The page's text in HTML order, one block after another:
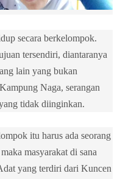
secara berkelompok.
tersendiri, diantaranya
lain yang bukan
Naga, serangan
tidak diinginkan.
itu harus ada seorang
masyarakat di sana
yang terdiri dari Kuncen